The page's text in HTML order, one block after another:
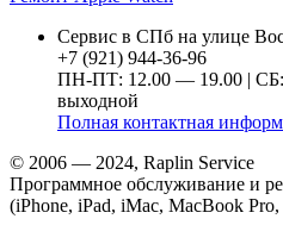
Сервис в СПб на улице
+7 (921) 944-36-96
ПН-ПТ: 12.00 — 19.00 |
выходной
Полная контактная
© 2006 — 2024, Raplin Service
Программное обслуживание и
(iPhone, iPad, iMac, MacBook